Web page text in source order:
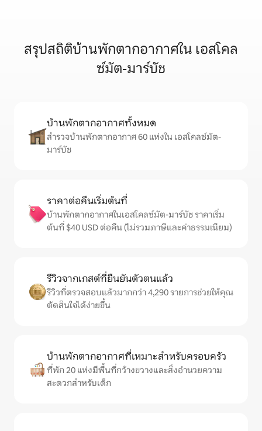
สรุปสถิติบ้านพักตากอากาศใน เอสโคล
ซ์มัต-มาร์บัช
บ้านพักตากอากาศทั้งหมด
สำรวจบ้านพักตากอากาศ 60 แห่งใน เอสโคลซ์มัต-
มาร์บัช
ราคาต่อคืนเริ่มต้นที่
บ้านพักตากอากาศในเอสโคลซ์มัต-มาร์บัช ราคาเริ่ม
ต้นที่ $40 USD ต่อคืน (ไม่รวมภาษีและค่าธรรมเนียม)
รีวิวจากเกสต์ที่ยืนยันตัวตนแล้ว
รีวิวที่ตรวจสอบแล้วมากกว่า 4,290 รายการช่วยให้คุณ
ตัดสินใจได้ง่ายขึ้น
บ้านพักตากอากาศที่เหมาะสำหรับครอบครัว
ที่พัก 20 แห่งมีพื้นที่กว้างขวางและสิ่งอำนวยความ
สะดวกสำหรับเด็ก